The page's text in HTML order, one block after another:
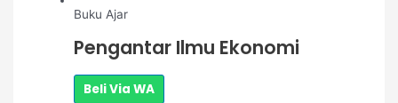
Buku Ajar
Pengantar Ilmu Ekonomi
Beli Via WA